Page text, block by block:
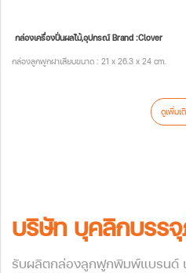
กล่องเครื่องปั่นผลไม้,อุปกรณ์ Brand :Clover
กล่องลูกฟูกฝาเสียบขนาด : 21 x 26.3 x 24 cm.
ดูเพิ่มเ
บริษัท บุคลิกบรร
รับผลิตกล่องลูกฟูกพิมพ์แบรนด์